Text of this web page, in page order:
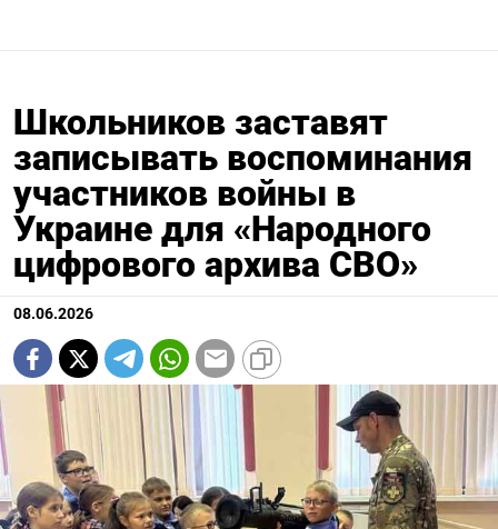
Школьников заставят
записывать воспоминания
участников войны в
Украине для «Народного
цифрового архива СВО»
08.06.2026